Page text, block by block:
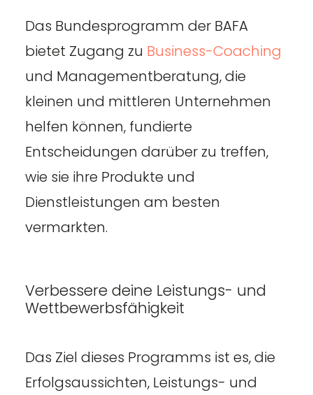
Das Bundesprogramm der BAFA
bietet Zugang zu Business-Coaching
und Managementberatung, die
kleinen und mittleren Unternehmen
helfen können, fundierte
Entscheidungen darüber zu treffen,
wie sie ihre Produkte und
Dienstleistungen am besten
vermarkten.
Verbessere deine Leistungs- und
Wettbewerbsfähigkeit
Das Ziel dieses Programms ist es, die
Erfolgsaussichten, Leistungs- und